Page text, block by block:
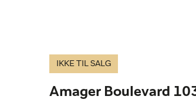
IKKE TIL SALG
Amager Boulevard